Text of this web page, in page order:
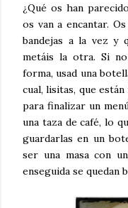
¿Qué os han
os van a encantar.
bandejas a la vez y
metáis la otra. Si
forma, usad una
cual, lisitas, que
para finalizar un
una taza de café, lo
guardarlas en un
ser una masa con
enseguida se quedan